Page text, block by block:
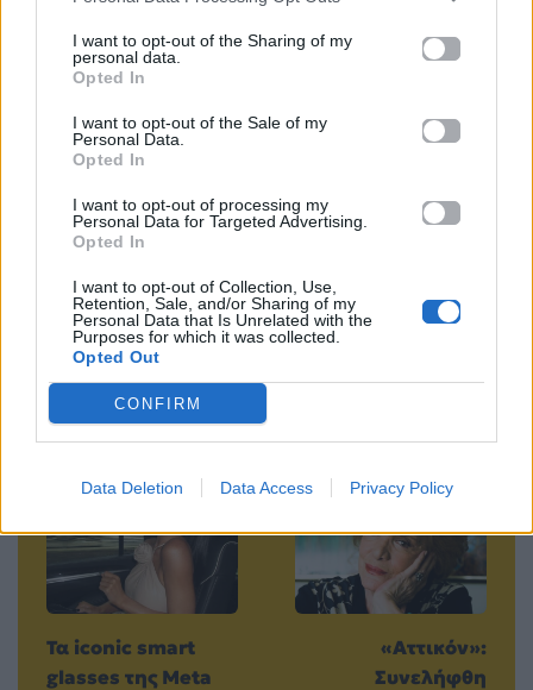
I want to opt-out of the Sharing of my
personal data.
Opted In
I want to opt-out of the Sale of my
Personal Data.
Opted In
I want to opt-out of processing my
Personal Data for Targeted Advertising.
Opted In
I want to opt-out of Collection, Use,
Retention, Sale, and/or Sharing of my
Personal Data that Is Unrelated with the
Purposes for which it was collected.
Opted Out
CONFIRM
Data Deletion Data Access Privacy Policy
Ακολουθήστε το
Mad.gr στο Google
Ακολουθήστε το
Προηγούμενο
Τα iconic smart
glasses της Meta
Επόμενο
«Αττικόν»:
Συνελήφθη